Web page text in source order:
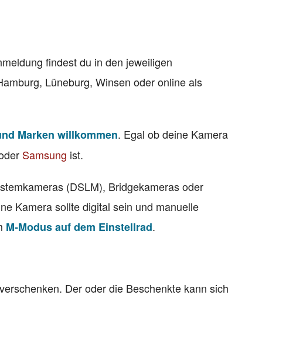
findest du in den jeweiligen
Lüneburg, Winsen oder online als
Marken willkommen. Egal ob deine Kamera
Samsung ist.
(DSLM), Bridgekameras oder
Kamera sollte digital sein und manuelle
M-Modus auf dem Einstellrad.
verschenken. Der oder die Beschenkte kann sich